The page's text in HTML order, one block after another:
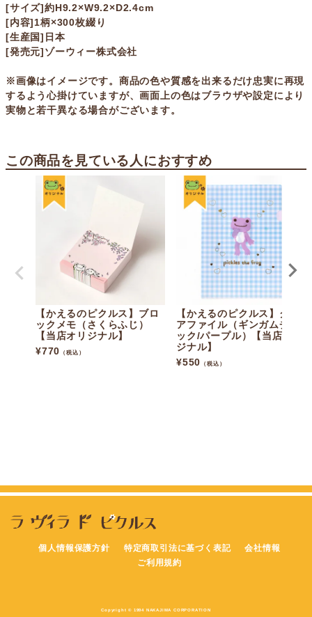
[サイズ]約H9.2×W9.2×D2.4cm
[内容]1柄×300枚綴り
[生産国]日本
[発売元]ゾーウィー株式会社
※画像はイメージです。商品の色や質感を出来るだけ忠実に再現
するよう心掛けていますが、画面上の色はブラウザや設定により
実物と若干異なる場合がございます。
この商品を見ている人におすすめ
【かえるのピクルス】ブロ
ックメモ（さくらふじ）
【当店オリジナル】
¥770 （税込）
【かえるのピクルス】クリ
アファイル（ギンガムチェ
ック/パープル）【当店オリ
ジナル】
¥550 （税込）
個人情報保護方針 特定商取引法に基づく表記
会社情報
ご利用規約
Copyright © 1994 NAKAJIMA CORPORATION